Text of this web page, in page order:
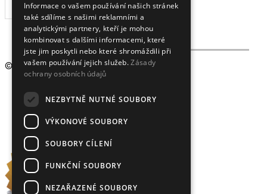
ODEBÍRAT
© 2009 - 2026Crystalex CZ, s.r.o.
Informace o vašem používání našich stránek
také sdílíme s našimi reklamními a
analytickými partnery, kteří je mohou
kombinovat s dalšími informacemi, které
jste jim poskytli nebo které shromáždili při
vašem používání jejich služeb.Zásady
ochrany osobních údajů
NEZBYTNĚ NUTNÉ SOUBORY
VÝKONOVÉ SOUBORY
SOUBORY CÍLENÍ
FUNKČNÍ SOUBORY
NEZAŘAZENÉ SOUBORY